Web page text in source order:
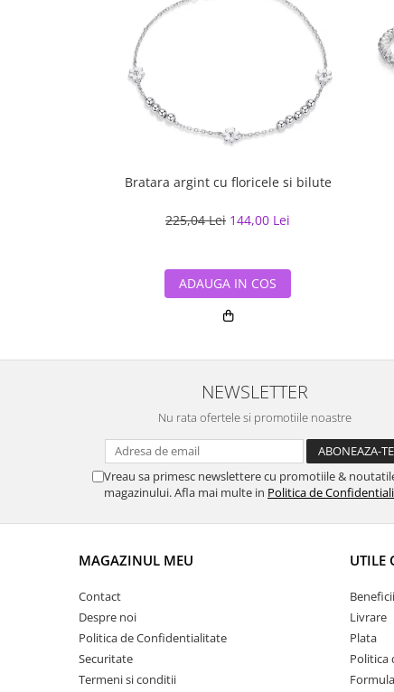
Bratara argint cu floricele si bilute
225,04 Lei 144,00 Lei
ADAUGA IN COS
NEWSLETTER
Nu rata ofertele si promotiile noastre
Vreau sa primesc newslettere cu promotiile &
magazinului. Afla mai multe in Politica de
MAGAZINUL MEU
Contact
Despre noi
Politica de Confidentialitate
Securitate
Termeni si conditii
UTILE
Livrare
Plata
Politica